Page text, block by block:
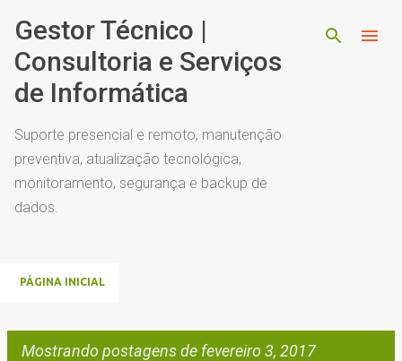
Pular para o conteúdo principal
Gestor Técnico |
Consultoria e Serviços
de Informática
Suporte presencial e remoto, manutenção
preventiva, atualização tecnológica,
monitoramento, segurança e backup de
dados.
PÁGINA INICIAL
Mostrando postagens de fevereiro 3, 2017